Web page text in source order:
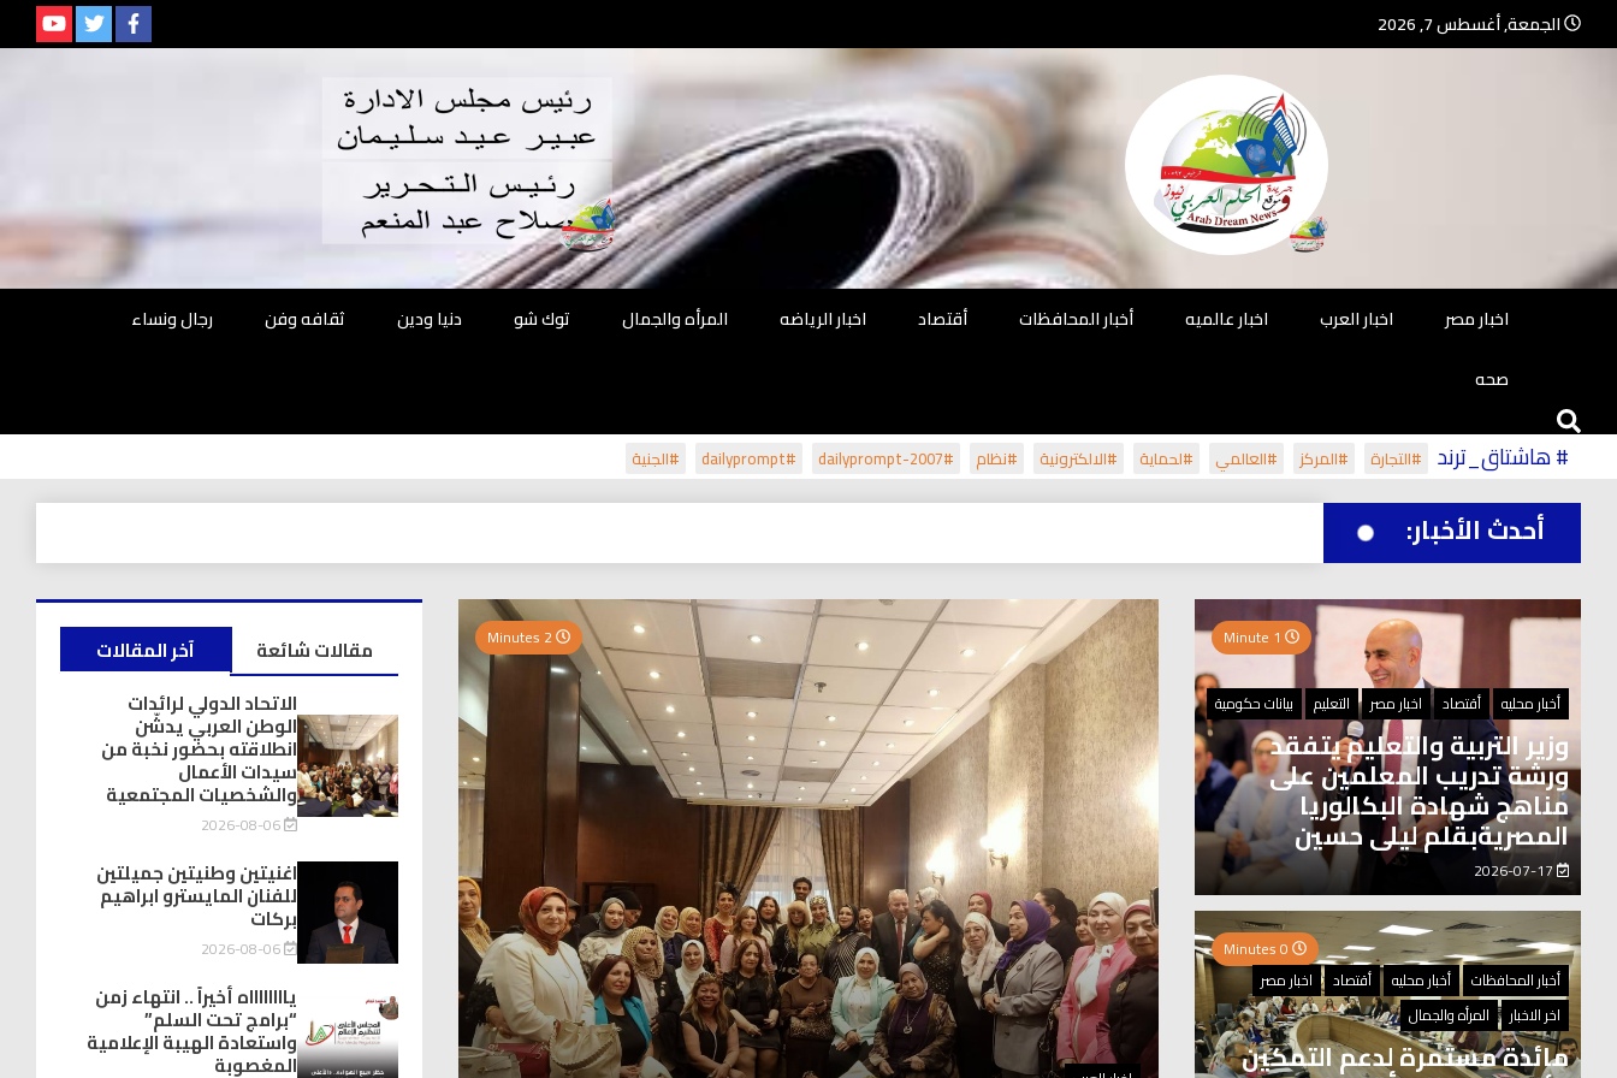
الجمعة, أغسطس 7, 2026
جريدة الحلم
العربي نيوز
جريدة مستقلة – صحافة تضيئ لك الواقع
اخبار مصر
اخبار العرب اخبار عالميه أخبار المحافظات أقتصاد اخبار الرياضه المرأه والجمال توك شو دنيا ودين ثقافه وفن
رجال ونساء
صحه
# هاشتاق_ترند #التجارة #المركز #العالمي #لحماية #الالكترونية #نظام #dailyprompt-2007
#dailyprompt #الجنية
أحدث الأخبار:
أخبار محليه أقتصاد اخبار مصر التعليم بيانات حكومية
وزير التربية والتعليم يتفقد
ورشة تدريب المعلمين على
مناهج شهادة البكالوريا
المصريةبقلم ليلى حسين
2026-07-17
أخبار المحافظات
أخبار محليه أقتصاد
اخبار مصر
اخر الاخبار
المرأه والجمال
مائدة مستمرة لدعم التمكين
0 Minutes آخر المقالات
مقالات شائعة
الاتحاد الدولي لرائدات
الوطن العربي يدشّن
انطلاقته بحضور نخبة من
سيدات الأعمال
والشخصيات المجتمعية
2026-08-06
اغنيتين وطنيتين جميلتين
للفنان المايسترو ابراهيم
بركات
2026-08-06
يااااااااه أخيراً .. انتهاء زمن
“برامج تحت السلم”
واستعادة الهيبة الإعلامية
المغصوبة